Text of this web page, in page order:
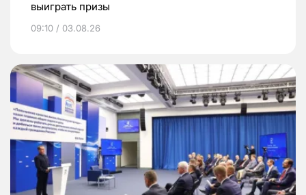
выиграть призы
09:10 / 03.08.26